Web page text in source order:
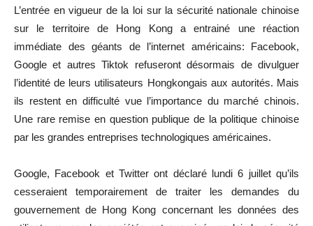
L’entrée en vigueur de la loi sur la sécurité nationale chinoise
sur le territoire de Hong Kong a entrainé une réaction
immédiate des géants de l’internet américains: Facebook,
Google et autres Tiktok refuseront désormais de divulguer
l’identité de leurs utilisateurs Hongkongais aux autorités. Mais
ils restent en difficulté vue l’importance du marché chinois.
Une rare remise en question publique de la politique chinoise
par les grandes entreprises technologiques américaines.
Google, Facebook et Twitter ont déclaré lundi 6 juillet qu’ils
cesseraient temporairement de traiter les demandes du
gouvernement de Hong Kong concernant les données des